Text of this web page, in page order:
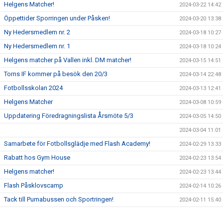
Helgens Matcher! 2024-03-22 14:42
Öppettider Sporringen under Påsken! 2024-03-20 13:38
Ny Hedersmedlem nr. 2 2024-03-18 10:27
Ny Hedersmedlem nr. 1 2024-03-18 10:24
Helgens matcher på Vallen inkl. DM matcher! 2024-03-15 14:51
Torns IF kommer på besök den 20/3 2024-03-14 22:48
Fotbollsskolan 2024 2024-03-13 12:41
Helgens Matcher 2024-03-08 10:59
Uppdatering Föredragningslista Årsmöte 5/3 2024-03-05 14:50
2024-03-04 11:01
Samarbete för Fotbollsglädje med Flash Academy! 2024-02-29 13:33
Rabatt hos Gym House 2024-02-23 13:54
Helgens matcher! 2024-02-23 13:44
Flash Påsklovscamp 2024-02-14 10:26
Tack till Pumabussen och Sportringen! 2024-02-11 15:40